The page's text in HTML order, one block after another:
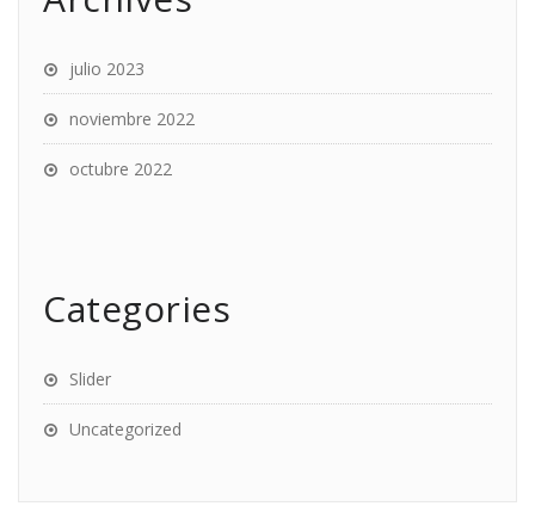
julio 2023
noviembre 2022
octubre 2022
Categories
Slider
Uncategorized